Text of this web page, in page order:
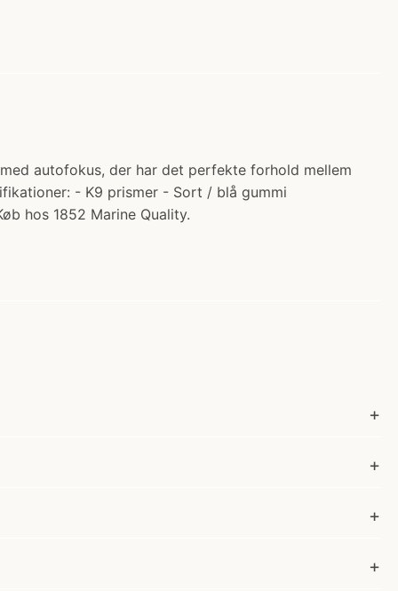
autofokus, der har det perfekte forhold mellem
- K9 prismer - Sort / blå gummi
hos 1852 Marine Quality.